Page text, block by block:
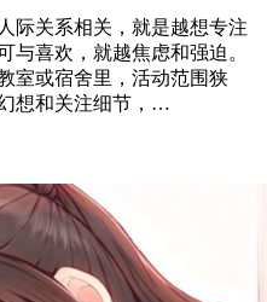
际关系相关，就是越想专注
与喜欢，就越焦虑和强迫。
室或宿舍里，活动范围狭
想和关注细节，…